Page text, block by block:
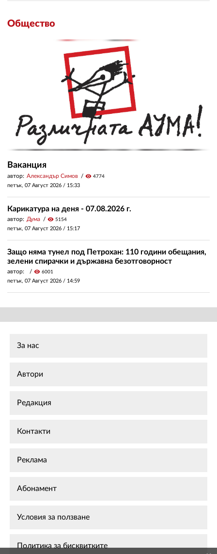
Общество
Ваканция
автор: Александър Симов visibility 4774
петък, 07 Август 2026 / 15:33
Карикатура на деня - 07.08.2026 г.
автор: Дума visibility 5154
петък, 07 Август 2026 / 15:17
Защо няма тунел под Петрохан: 110 години обещания,
зелени спирачки и държавна безотговорност
автор: visibility 6001
петък, 07 Август 2026 / 14:59
За нас
Автори
Редакция
Контакти
Реклама
Абонамент
Условия за ползване
Политика за бисквитките